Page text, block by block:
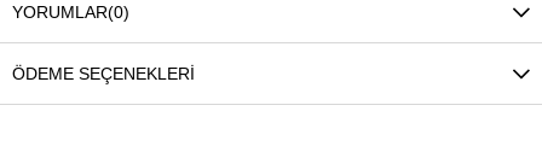
YORUMLAR(0)
ÖDEME SEÇENEKLERI